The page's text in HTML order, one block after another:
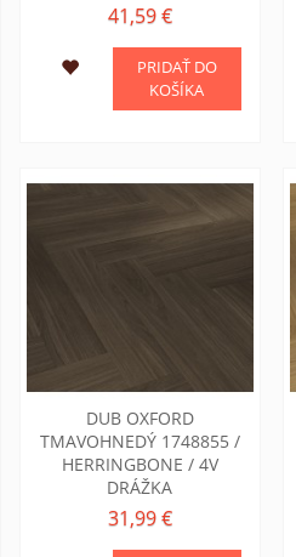
41,59 €
PRIDAŤ DO
KOŠÍKA
DUB OXFORD
TMAVOHNEDÝ 1748855 /
HERRINGBONE / 4V
DRÁŽKA
31,99 €